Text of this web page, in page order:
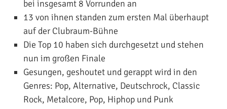
bei insgesamt 8 Vorrunden an
13 von ihnen standen zum ersten Mal überhaupt
auf der Clubraum-Bühne
Die Top 10 haben sich durchgesetzt und stehen
nun im großen Finale
Gesungen, geshoutet und gerappt wird in den
Genres: Pop, Alternative, Deutschrock, Classic
Rock, Metalcore, Pop, Hiphop und Punk